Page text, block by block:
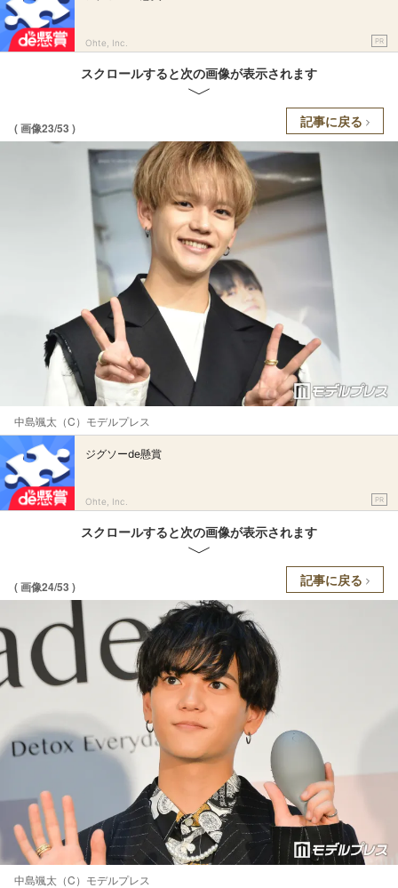
Ohte, Inc. PR
スクロールすると次の画像が表示されます
( 画像23/53 ) 記事に戻る
中島颯太（C）モデルプレス
ジグソーde懸賞
Ohte, Inc. PR
スクロールすると次の画像が表示されます
( 画像24/53 ) 記事に戻る
中島颯太（C）モデルプレス